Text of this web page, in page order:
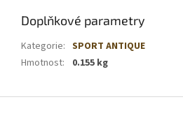
Doplňkové parametry
Kategorie: SPORT ANTIQUE
Hmotnost: 0.155 kg